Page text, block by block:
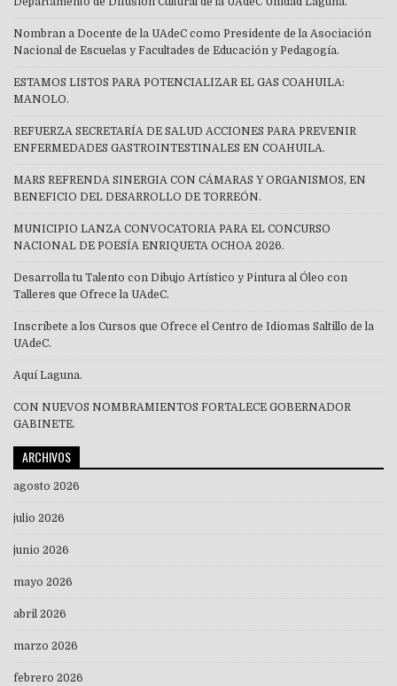
Nombran a Docente de la UAdeC como Presidente de la Asociación
Nacional de Escuelas y Facultades de Educación y Pedagogía.
ESTAMOS LISTOS PARA POTENCIALIZAR EL GAS COAHUILA:
MANOLO.
REFUERZA SECRETARÍA DE SALUD ACCIONES PARA PREVENIR
ENFERMEDADES GASTROINTESTINALES EN COAHUILA.
MARS REFRENDA SINERGIA CON CÁMARAS Y ORGANISMOS, EN
BENEFICIO DEL DESARROLLO DE TORREÓN.
MUNICIPIO LANZA CONVOCATORIA PARA EL CONCURSO
NACIONAL DE POESÍA ENRIQUETA OCHOA 2026.
Desarrolla tu Talento con Dibujo Artístico y Pintura al Óleo con
Talleres que Ofrece la UAdeC.
Inscríbete a los Cursos que Ofrece el Centro de Idiomas Saltillo de la
UAdeC.
Aquí Laguna.
CON NUEVOS NOMBRAMIENTOS FORTALECE GOBERNADOR
GABINETE.
ARCHIVOS
agosto 2026
julio 2026
junio 2026
mayo 2026
abril 2026
marzo 2026
febrero 2026